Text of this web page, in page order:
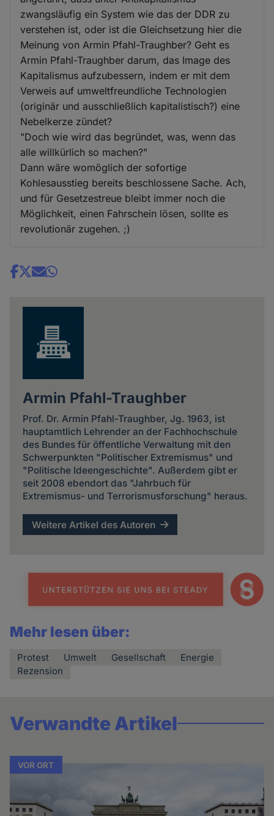
zwangsläufig ein System wie das der DDR zu
verstehen ist, oder ist die Gleichsetzung hier die
Meinung von Armin Pfahl-Traughber? Geht es
Armin Pfahl-Traughber darum, das Image des
Kapitalismus aufzubessern, indem er mit dem
Verweis auf umweltfreundliche Technologien
(originär und ausschließlich kapitalistisch?) eine
Nebelkerze zündet?
"Doch wie wird das begründet, was, wenn das
alle willkürlich so machen?"
Dann wäre womöglich der sofortige
Kohlesausstieg bereits beschlossene Sache. Ach,
und für Gesetzestreue bleibt immer noch die
Möglichkeit, einen Fahrschein lösen, sollte es
revolutionär zugehen. ;)
Share
Armin Pfahl-Traughber
Prof. Dr. Armin Pfahl-Traughber, Jg. 1963, ist
hauptamtlich Lehrender an der Fachhochschule
des Bundes für öffentliche Verwaltung mit den
Schwerpunkten "Politischer Extremismus" und
"Politische Ideengeschichte". Außerdem gibt er
seit 2008 ebendort das "Jahrbuch für
Extremismus- und Terrorismusforschung" heraus.
Weitere Artikel des Autoren
Mehr lesen über:
Protest Umwelt Gesellschaft
Energie
Rezension
Verwandte Artikel
VOR ORT